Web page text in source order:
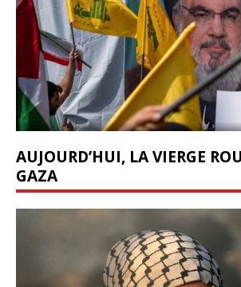
AUJOURD’HUI, LA VIERGE
GAZA